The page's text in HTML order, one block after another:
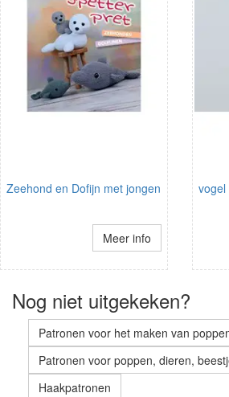
Zeehond en Dofijn met jongen
Meer info
vogel
Nog niet uitgekeken?
Patronen voor het maken van
Patronen voor poppen, dieren,
Haakpatronen